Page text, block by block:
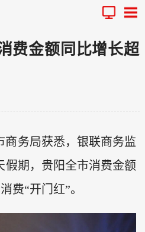
费金额同比增长超
商务局获悉，银联商务监
假期，贵阳全市消费金额
费“开门红”。